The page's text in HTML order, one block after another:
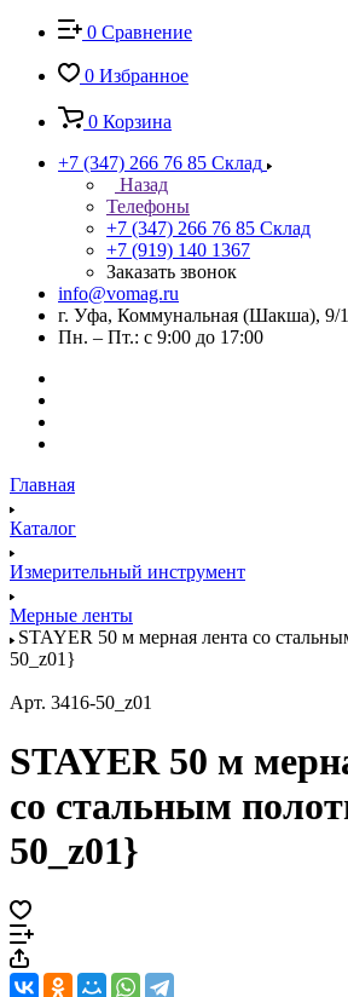
0 Сравнение
0 Избранное
0 Корзина
+7 (347) 266 76 85 Склад
Назад
Телефоны
+7 (347) 266 76 85 Склад
+7 (919) 140 1367
Заказать звонок
info@vomag.ru
г. Уфа, Коммунальная (Шакша), 9/1
Пн. – Пт.: с 9:00 до 17:00
Главная
Каталог
Измерительный инструмент
Мерные ленты
STAYER 50 м мерная лента со
50_z01}
Арт. 3416-50_z01
STAYER 50 м
со стальным
50_z01}